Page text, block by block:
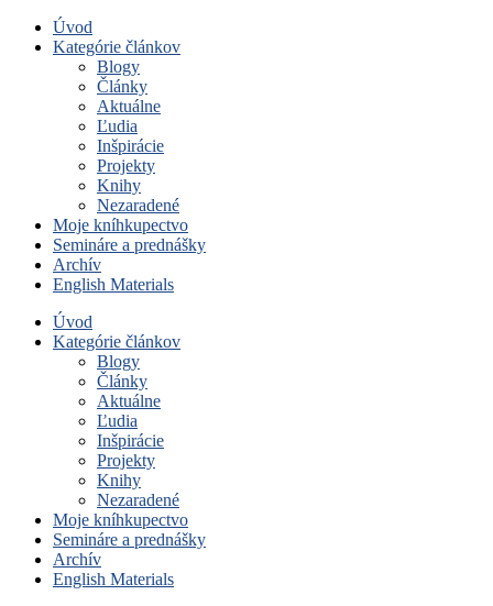
Úvod
Kategórie článkov
Blogy
Články
Aktuálne
Ľudia
Inšpirácie
Projekty
Knihy
Nezaradené
Moje kníhkupectvo
Semináre a prednášky
Archív
English Materials
Úvod
Kategórie článkov
Blogy
Články
Aktuálne
Ľudia
Inšpirácie
Projekty
Knihy
Nezaradené
Moje kníhkupectvo
Semináre a prednášky
Archív
English Materials